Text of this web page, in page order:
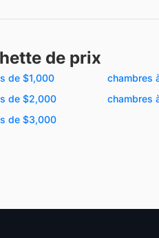
de prix
de $1,000
chambres
de $2,000
chambres
de $3,000